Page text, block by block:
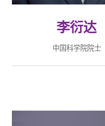
李衍达
中国科学院院士